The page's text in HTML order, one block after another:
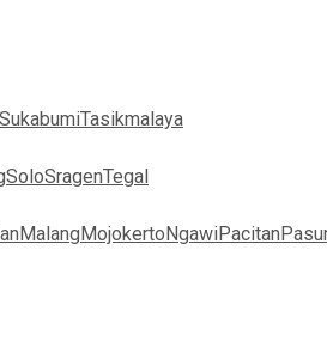
SukabumiTasikmalaya
SoloSragenTegal
MalangMojokertoNgawiPacitan